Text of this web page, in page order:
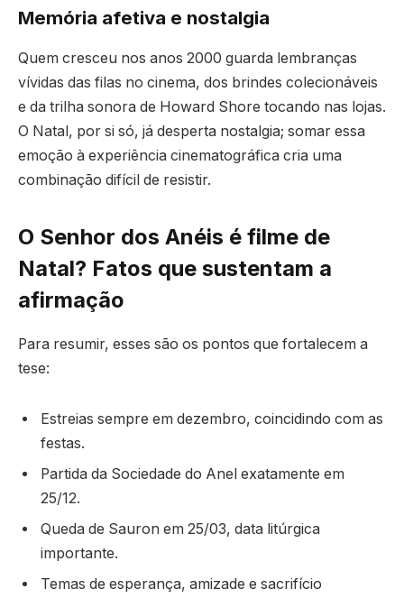
Memória afetiva e nostalgia
Quem cresceu nos anos 2000 guarda lembranças
vívidas das filas no cinema, dos brindes colecionáveis
e da trilha sonora de Howard Shore tocando nas lojas.
O Natal, por si só, já desperta nostalgia; somar essa
emoção à experiência cinematográfica cria uma
combinação difícil de resistir.
O Senhor dos Anéis é filme de
Natal? Fatos que sustentam a
afirmação
Para resumir, esses são os pontos que fortalecem a
tese:
Estreias sempre em dezembro, coincidindo com as
festas.
Partida da Sociedade do Anel exatamente em
25/12.
Queda de Sauron em 25/03, data litúrgica
importante.
Temas de esperança, amizade e sacrifício